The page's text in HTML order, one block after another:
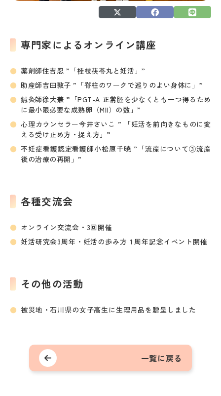
専門家によるオンライン講座
薬剤師住吉忍 ”「桂枝茯苓丸と妊活」”
助産師吉田敦子 ”「脊柱のワークで巡りのよい身体に」”
鍼灸師徐大兼 ”「PGT-A 正常胚を少なくとも一つ得るため
に最小限必要な成熟卵（MII）の数」”
心理カウンセラー今井さいこ ” 「妊活を前向きなものに変
える受け止め方・捉え方」”
不妊症看護認定看護師小松原千暁 ”「流産について③流産
後の治療の再開」”
各種交流会
オンライン交流会・3回開催
妊活研究会3周年・妊活の歩み方１周年記念イベント開催
その他の活動
被災地・石川県の女子高生に生理用品を贈呈しました
一覧に戻る